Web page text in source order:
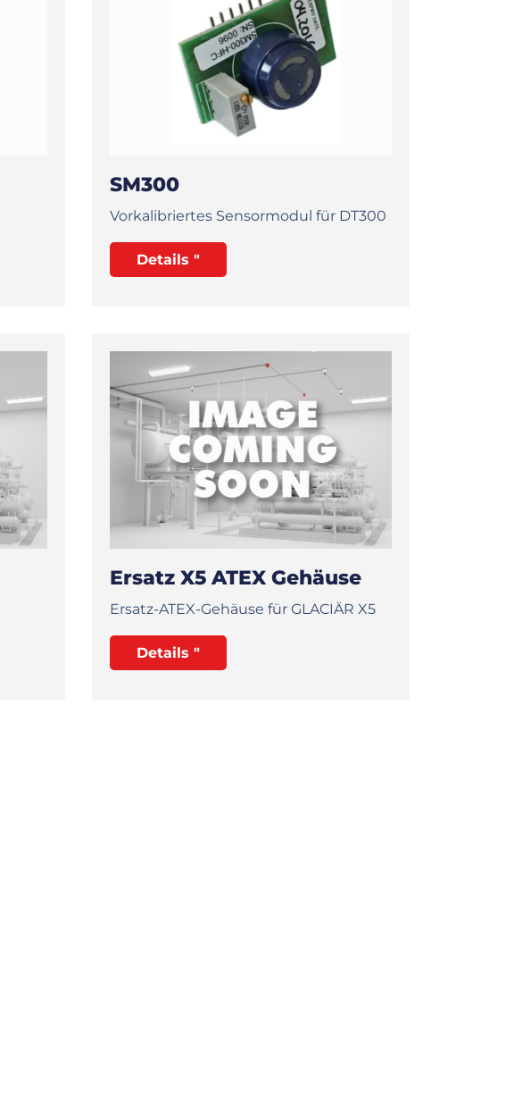
SM300
Vorkalibriertes Sensormodul für DT300
Details "
Ersatz X5 ATEX Gehäuse
Ersatz-ATEX-Gehäuse für GLACIÄR X5
Details "